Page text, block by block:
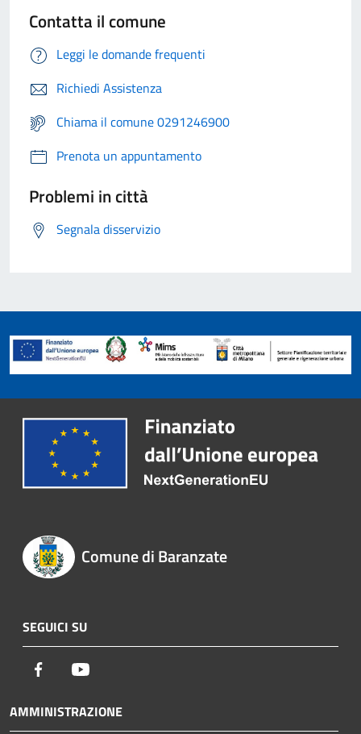
Contatta il comune
Leggi le domande frequenti
Richiedi Assistenza
Chiama il comune 0291246900
Prenota un appuntamento
Problemi in città
Segnala disservizio
Comune di Baranzate
SEGUICI SU
Facebook
AMMINISTRAZIONE